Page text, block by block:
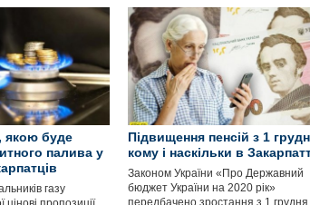
якою буде
палива у
газу
Підвищення пенсій з 1
кому і наскільки в
Законом України «Про Державний
бюджет України на 2020 рік»
передбачено зростання з 1 грудня